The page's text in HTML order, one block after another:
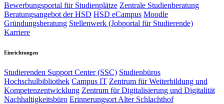
Bewerbungsportal für Studienplätze Zentrale Studienberatung
Beratungsangebot der HSD HSD eCampus Moodle
Gründungsberatung Stellenwerk (Jobportal für Studierende)
Karriere
Einrichtungen
Studierenden Support Center (SSC) Studienbüros
Hochschulbibliothek Campus IT Zentrum für Weiterbildung und
Kompetenzentwicklung Zentrum für Digitalisierung und Digitalität
Nachhaltigkeitsbüro Erinnerungsort Alter Schlachthof